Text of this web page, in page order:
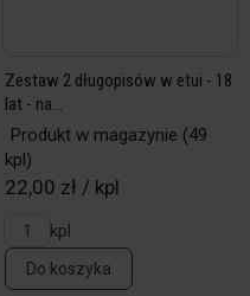
Zestaw 2 długopisów w etui - 18
lat - na...
Produkt w magazynie (49
kpl)
22,00 zł / kpl
kpl
Do koszyka